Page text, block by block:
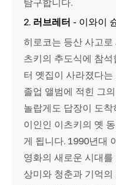
2. 러브레터 - 이와이
히로코는 등산 사고
츠키의 추도식에 참
터 옛집이 사라졌다
졸업 앨범에 적힌 그
놀랍게도 답장이 도
이인인 이츠키의 옛
게 됩니다. 1990년대
영화의 새로운 시대
상미와 청춘과 기억